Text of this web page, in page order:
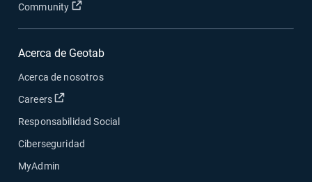
Community
Abrir en una nueva ventana
Acerca de Geotab
Acerca de nosotros
Careers
Abrir en una nueva ventana
Responsabilidad Social
Ciberseguridad
MyAdmin